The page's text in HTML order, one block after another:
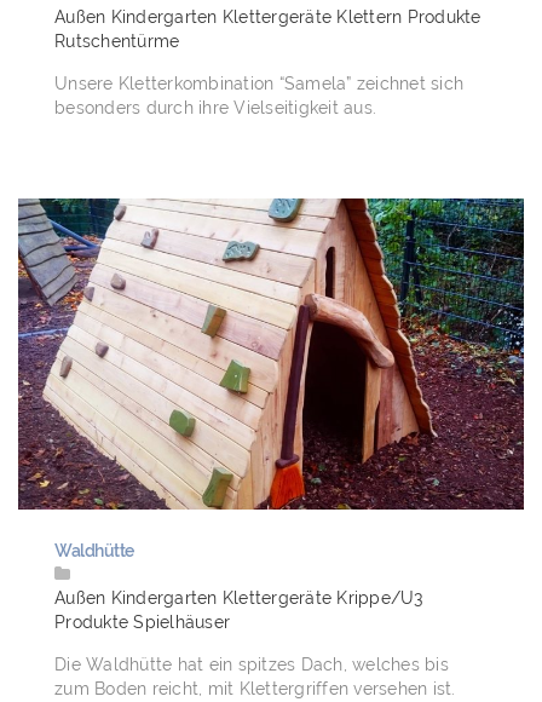
Außen Kindergarten Klettergeräte Klettern Produkte
Rutschentürme
Unsere Kletterkombination “Samela” zeichnet sich
besonders durch ihre Vielseitigkeit aus.
Waldhütte
Außen Kindergarten Klettergeräte Krippe/U3
Produkte Spielhäuser
Die Waldhütte hat ein spitzes Dach, welches bis
zum Boden reicht, mit Klettergriffen versehen ist.